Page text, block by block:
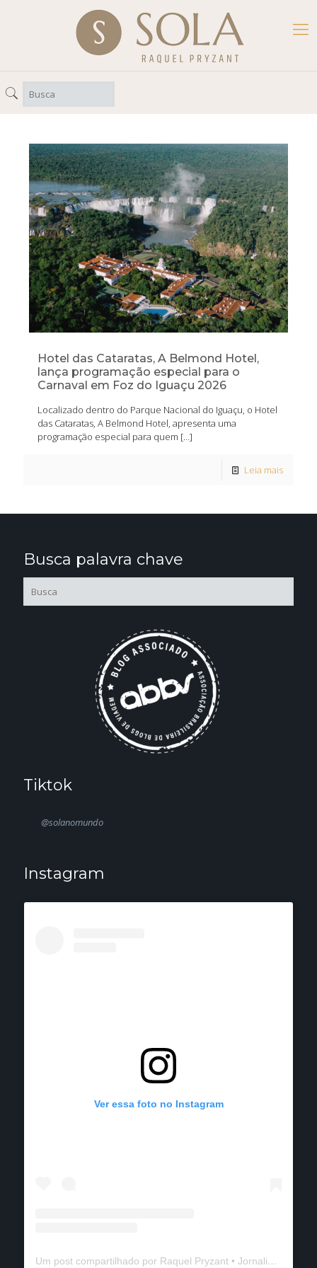
Hotel das Cataratas, A Belmond Hotel,
lança programação especial para o
Carnaval em Foz do Iguaçu 2026
Localizado dentro do Parque Nacional do Iguaçu, o Hotel
das Cataratas, A Belmond Hotel, apresenta uma
programação especial para quem […]
Leia mais
Busca palavra chave
Tiktok
@solanomundo
Instagram
Ver essa foto no Instagram
Um post compartilhado por Raquel Pryzant • Jornalismo de Viagem (@solanomundo)